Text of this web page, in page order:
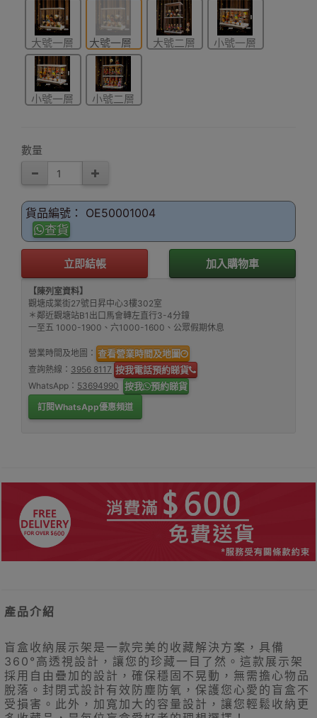
大號一層
大號一層
+燈
大號二層
小號一層
小號一層
小號二層
數量
貨品編號： OE50001004
查貨
立即結帳 加入購物車
【陳列室資料】
觀塘成業街27號日昇中心3樓302室
＊鄰近觀塘站B1出口馬會轉左直行3-4分鐘
一至五 1000-1900、六1000-1600、公眾假期休息
營業時間及地圖： 查看營業時間及地圖
查詢熱線： 3956 8117 按我電話預約睇貨
WhatsApp： 53694990 按我 預約睇貨
訂閱WhatsApp優惠頻道
產品介紹
盲盒收納展示架是一款完美的收藏解決方案，具備
360°高透視設計，讓您的珍藏一目了然。這款展示架
採用自由疊加的設計，確保穩固不晃動，無需擔心物品
脫落。封閉式設計有效防塵防氧，保護您心愛的盲盒不
受損害。此外，加寬加大的容量設計，讓您輕鬆收納更